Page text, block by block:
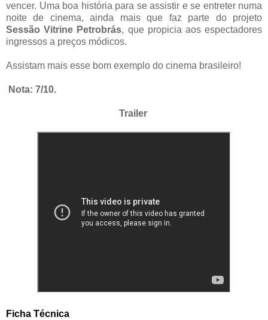
vencer. Uma boa história para se assistir e se entreter numa
noite de cinema, ainda mais que faz parte do projeto
Sessão Vitrine Petrobrás, que propicia aos espectadores
ingressos a preços módicos.
Assistam mais esse bom exemplo do cinema brasileiro!
Nota: 7/10.
Trailer
Ficha Técnica